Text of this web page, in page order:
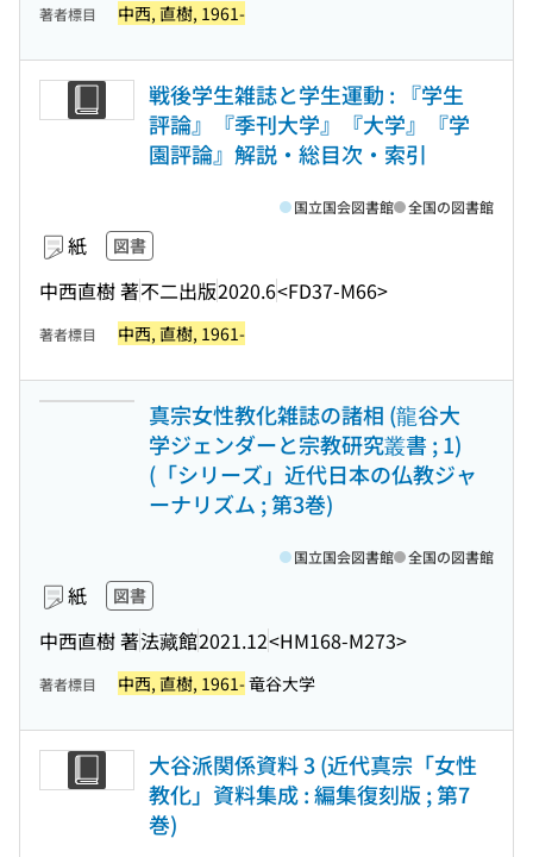
著者標目 中西, 直樹, 1961-
戦後学生雑誌と学生運動 : 『学生
評論』『季刊大学』『大学』『学
園評論』解説・総目次・索引
紙 図書
中西直樹 著不二出版2020.6<FD37-M66>
国立国会図書館 全国の図書館
著者標目 中西, 直樹, 1961-
真宗女性教化雑誌の諸相 (龍谷大
学ジェンダーと宗教研究叢書 ; 1)
(「シリーズ」近代日本の仏教ジャ
ーナリズム ; 第3巻)
紙 図書
中西直樹 著法藏館2021.12<HM168-M273>
国立国会図書館 全国の図書館
著者標目 中西, 直樹, 1961-竜谷大学
大谷派関係資料 3 (近代真宗「女性
教化」資料集成 : 編集復刻版 ; 第7
巻)